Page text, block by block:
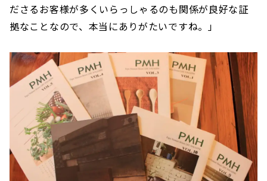
ださるお客様が多くいらっしゃるのも関係が良好な証
拠なことなので、本当にありがたいですね。」